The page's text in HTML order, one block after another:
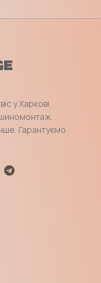
у Харкові.
Гарантуємо